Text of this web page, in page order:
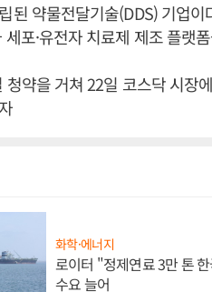
된 약물전달기술(DDS) 기업
세포·유전자 치료제 제조 플랫
약을 거쳐 22일 코스닥 시장
화학·에너지
로이터 "정제연료 3만 톤
수요 늘어